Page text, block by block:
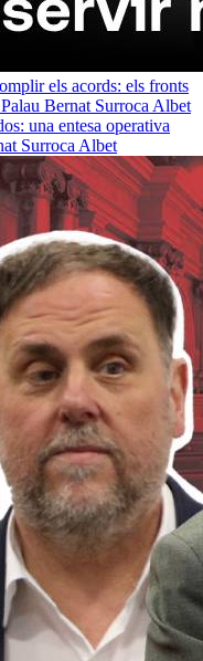
els acords: els fronts
Bernat Surroca Albet
una entesa operativa
Surroca Albet